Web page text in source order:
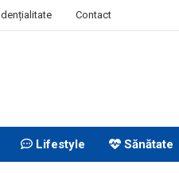
Contact
Lifestyle Sănătate